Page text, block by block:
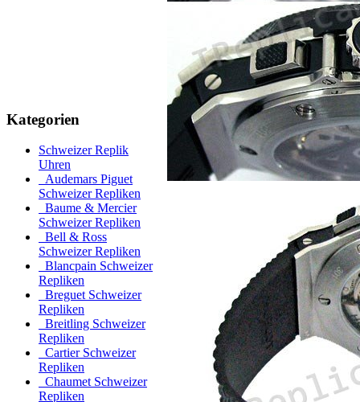
Kategorien
Schweizer Replik
Uhren
Audemars Piguet
Schweizer Repliken
Baume & Mercier
Schweizer Repliken
Bell & Ross
Schweizer Repliken
Blancpain Schweizer
Repliken
Breguet Schweizer
Repliken
Breitling Schweizer
Repliken
Cartier Schweizer
Repliken
Chaumet Schweizer
Repliken